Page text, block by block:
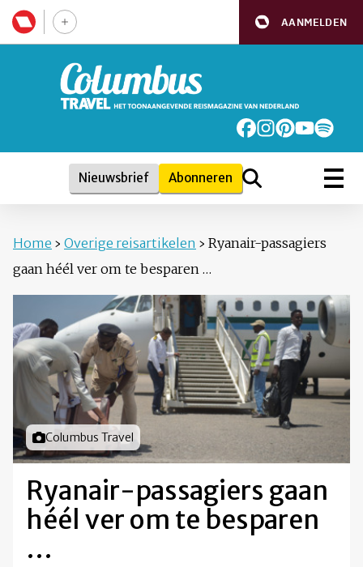
AANMELDEN
Nieuwsbrief Abonneren
Home › Overige reisartikelen › Ryanair-passagiers
gaan héél ver om te besparen …
Foto door
Columbus Travel
Ryanair-passagiers gaan
héél ver om te besparen
…